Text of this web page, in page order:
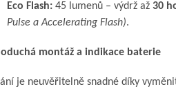
Eco Flash: 45 lumenů – výdrž až 30
Pulse a Accelerating Flash).
montáž a indikace baterie
je neuvěřitelně snadné díky